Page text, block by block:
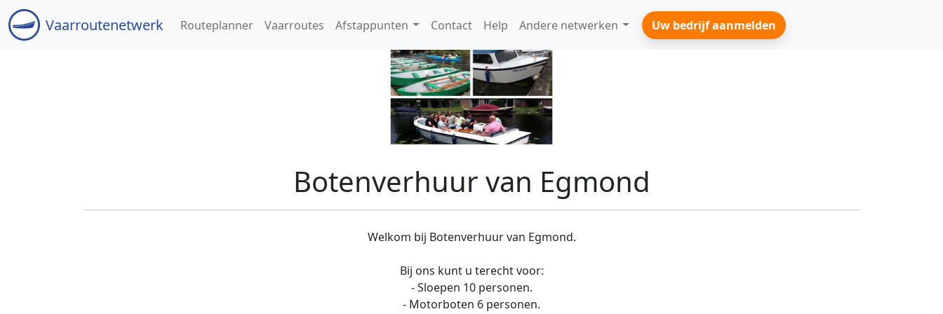
Vaarroutenetwerk Routeplanner Vaarroutes Afstappunten Contact Help Andere netwerken Uw bedrijf aanmelden
Botenverhuur van Egmond
Welkom bij Botenverhuur van Egmond.
Bij ons kunt u terecht voor:
- Sloepen 10 personen.
- Motorboten 6 personen.